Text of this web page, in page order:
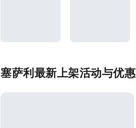
塞萨利最新上架活动与优惠